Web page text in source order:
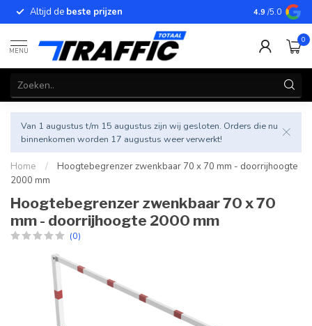
Altijd de beste prijzen Betrouwbare
4.9 /5.0
MENU
0
Van 1 augustus t/m 15 augustus zijn wij gesloten. Orders die nu
binnenkomen worden 17 augustus weer verwerkt!
Home /
Hoogtebegrenzer zwenkbaar 70 x 70 mm - doorrijhoogte
2000 mm
Hoogtebegrenzer zwenkbaar 70 x 70
mm - doorrijhoogte 2000 mm
(0)